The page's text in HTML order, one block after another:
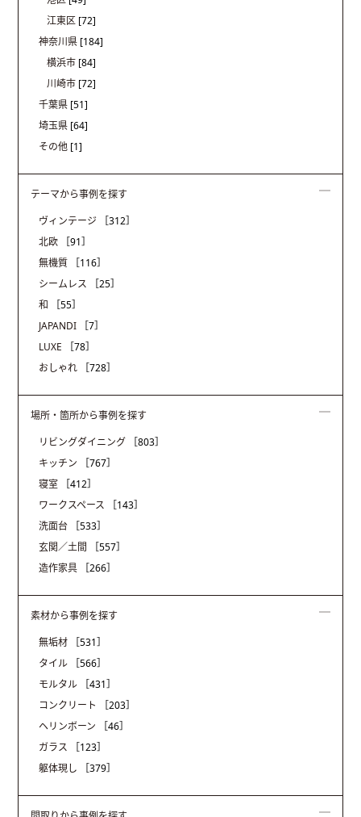
江東区 [72]
神奈川県 [184]
横浜市 [84]
川崎市 [72]
千葉県 [51]
埼玉県 [64]
その他 [1]
テーマから事例を探す
ヴィンテージ
［312］
北欧
［91］
無機質
［116］
シームレス
［25］
和
［55］
JAPANDI
［7］
LUXE
［78］
おしゃれ
［728］
場所・箇所から事例を探す
リビングダイニング
［803］
キッチン
［767］
寝室
［412］
ワークスペース
［143］
洗面台
［533］
玄関／土間
［557］
造作家具
［266］
素材から事例を探す
無垢材
［531］
タイル
［566］
モルタル
［431］
コンクリート
［203］
ヘリンボーン
［46］
ガラス
［123］
躯体現し
［379］